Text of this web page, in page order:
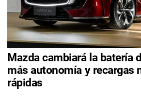
Mazda cambiará la batería
más autonomía y recargas
rápidas